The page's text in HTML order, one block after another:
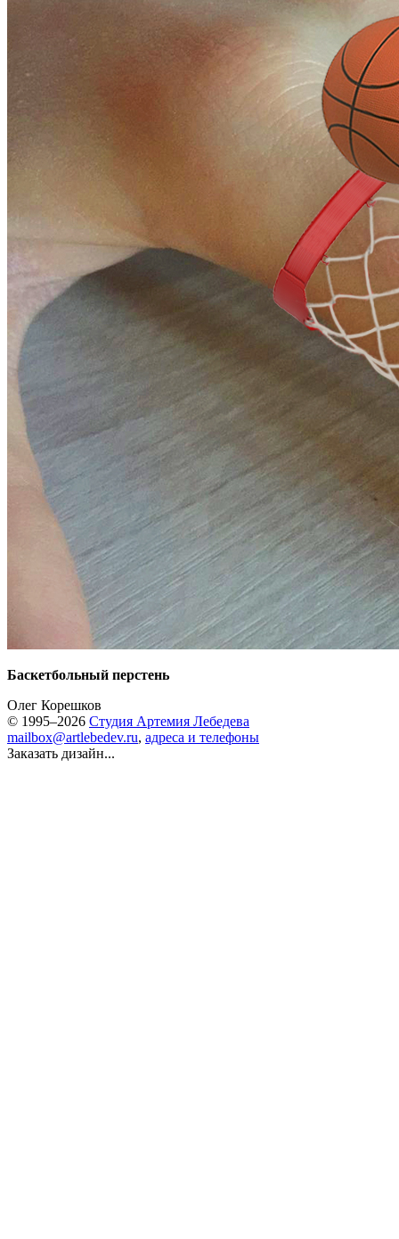
Баскетбольный перстень
Олег Корешков
© 1995–2026 Студия Артемия Лебедева
mailbox@artlebedev.ru, адреса и телефоны
Заказать дизайн...